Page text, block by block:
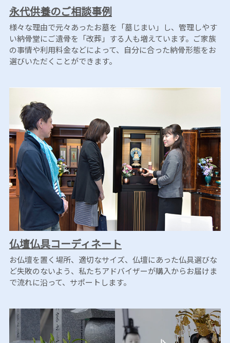
永代供養のご相談事例
様々な理由で元々あったお墓を「墓じまい」し、管理しやす
い納骨堂にご遺骨を「改葬」する人も増えています。ご家族
の事情や利用料金などによって、自分に合った納骨形態をお
選びいただくことができます。
仏壇仏具コーディネート
お仏壇を置く場所、適切なサイズ、仏壇にあった仏具選びな
ど失敗のないよう、私たちアドバイザーが購入からお届けま
で流れに沿って、サポートします。